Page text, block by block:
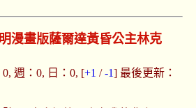
漫畫版薩爾達黃昏公主林克
週：0, 日：0, [+1 /-1] 最後更新：